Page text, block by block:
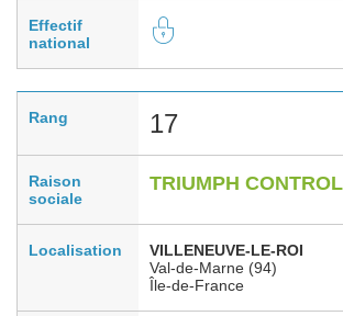
Effectif
national
Rang 17
Raison
sociale
TRIUMPH
Localisation
VILLENEUVE-LE-ROI
Val-de-Marne (94)
Île-de-France